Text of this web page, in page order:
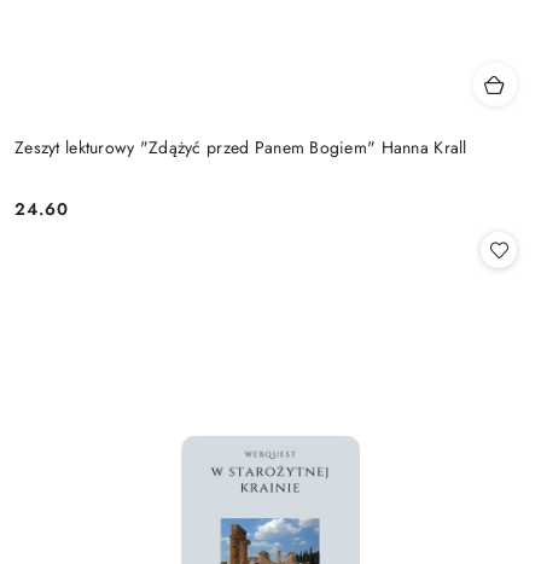
Zeszyt lekturowy "Zdążyć przed Panem Bogiem" Hanna Krall
Cena:
24.60